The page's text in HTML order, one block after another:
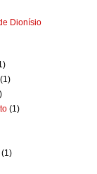
Dionísio
(1)
(1)
(1)